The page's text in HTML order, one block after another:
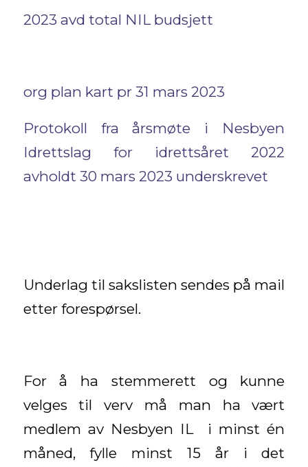
2023 avd total NIL budsjett
org plan kart pr 31 mars 2023
Protokoll fra årsmøte i Nesbyen
Idrettslag for idrettsåret 2022
avholdt 30 mars 2023 underskrevet
Underlag til sakslisten sendes på mail
etter forespørsel.
For å ha stemmerett og kunne
velges til verv må man ha vært
medlem av Nesbyen IL i minst én
måned, fylle minst 15 år i det